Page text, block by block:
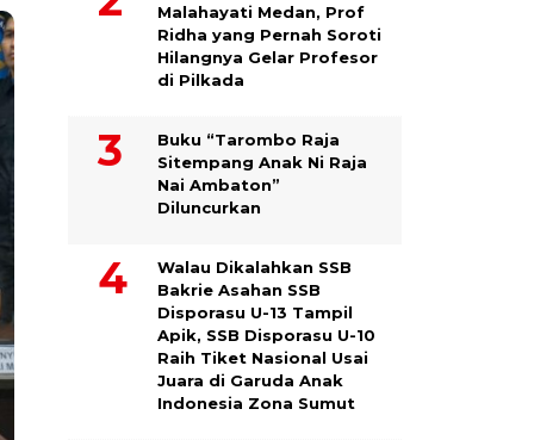
Malahayati Medan, Prof
Ridha yang Pernah Soroti
Hilangnya Gelar Profesor
di Pilkada
Buku “Tarombo Raja
Sitempang Anak Ni Raja
Nai Ambaton”
Diluncurkan
Walau Dikalahkan SSB
Bakrie Asahan SSB
Disporasu U-13 Tampil
Apik, SSB Disporasu U-10
Raih Tiket Nasional Usai
Juara di Garuda Anak
Indonesia Zona Sumut